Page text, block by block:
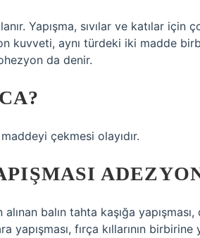
Yapışma, sıvılar ve katılar için
kuvveti, aynı türdeki iki madde
da denir.
çekmesi olayıdır.
balın tahta kaşığa yapışması,
yapışması, fırça kıllarının birbirine